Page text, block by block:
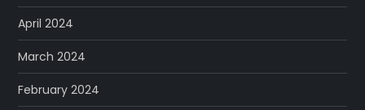
April 2024
March 2024
February 2024